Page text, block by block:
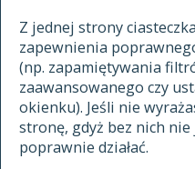
Z jednej strony
zapewnienia
(np. zapamiętywania
zaawansowanego czy
okienku). Jeśli nie
stronę, gdyż bez nich
poprawnie działać.
autorzy tekstów źródłowych
zasady opracowania
statystyki
najnowsze hasła
ostatnio zmodyfikowane hasła
XVII I
zaczynające się od